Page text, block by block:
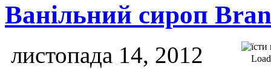
Ванільний сироп
листопада 14, 2012